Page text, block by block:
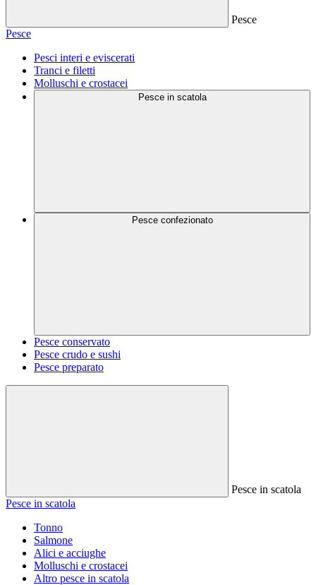
Pesce
Pesce
Pesci interi e eviscerati
Tranci e filetti
Molluschi e crostacei
Pesce in scatola
Pesce confezionato
Pesce conservato
Pesce crudo e sushi
Pesce preparato
Pesce in scatola
Pesce in scatola
Tonno
Salmone
Alici e acciughe
Molluschi e crostacei
Altro pesce in scatola